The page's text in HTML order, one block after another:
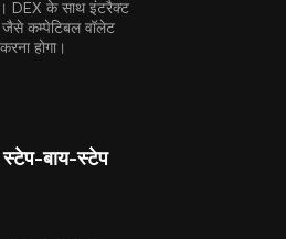
DEX के साथ इंटरैक्ट
कम्पेटिबल वॉलेट
होगा।
बाय-स्टेप